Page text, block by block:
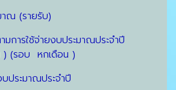
าณ (รายรับ)
การใช้จ่ายงบประมาณประจำปี
(รอบ หกเดือน )
ประมาณประจำปี